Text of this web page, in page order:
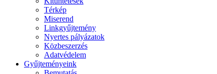
Térkép
Miserend
Linkgyűjtemény
Nyertes pályázatok
Közbeszerzés
Adatvédelem
Gyűjteményeink